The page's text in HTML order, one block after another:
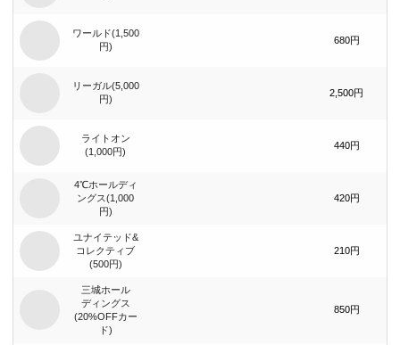
ワールド(1,500
円)
680円
リーガル(5,000
円)
2,500円
ライトオン
(1,000円)
440円
4℃ホールディ
ングス(1,000
円)
420円
ユナイテッド&
コレクティブ
(500円)
210円
三城ホール
ディングス
(20%OFFカー
ド)
850円